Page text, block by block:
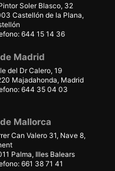
Soler Blasco, 32
Castellón de la Plana,
644 15 14 36
Madrid
del Dr Calero, 19
Majadahonda, Madrid
644 35 04 03
Mallorca
Can Valero 31, Nave 8,
Palma, Illes Balears
661 38 71 41